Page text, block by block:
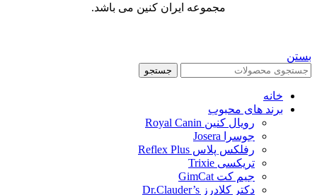
مجموعه ایران کنین می باشد.
بستن
جستجو
خانه
برند های محبوب
رویال کنین Royal Canin
جوسرا Josera
رفلکس پلاس Reflex Plus
تریکسی Trixie
جیم کت GimCat
دکتر کلادرز Dr.Clauder’s